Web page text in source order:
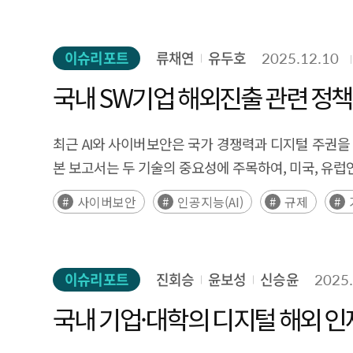
Society aims to build an inclusive society in
among all citizens. To achieve this, practical
lives. In this context, virtual convergence technologies—such as XR and digital twins—can play a critical role as spatial interfaces connecting the physical and
digital worlds. Virtual convergence makes it
verified in virtual environments before
understand and utilize AI technologies. In
among socially vulnerable groups, virtual
Virtual convergence attracted significant
in generative AI and technological
services. At the same time, practical use
education, manufacturing, defense, and healthcare, increasing the
the physical world. Whereas traditional personal
AI and multimodal AI, this shift is forming a new paradigm in personal computing. The
generation platform and are accelerating
their manufacturing competitiveness. At
displays is anticipated. In the short term, AI smart glasses are likely to spread as gaze-based interfaces that complement smartphones. In the mid-term, they are
expected to evolve into spatial interfaces
multiple domains, including information
particular, AI smart glasses are expected to
context-aware intelligence in AI systems. At the same time, AI smart glasses face technical challenges such as improving battery life, reducing device weight, and
expanding field of view, alongside social and
같은 전략적 지원이 병행되어야 한다. 더불어 소프트
뒷받침하는 핵심 수단이 될 것이다. 결국 ‘소프트웨어 생태
AI의 개발 생애주기 단계별로 저변에서 활용되는 소프트
Artificial intelligence (AI) is emerging as a core
power and data storage capacity—have
underexplored. However, software extends far beyond the mere implementation of complex algorithms; it constitutes the foundation that determines the
efficiency, scalability, and accessibility of AI
range of AI services and products. In this
insufficient; it must be accompanied by strategic
이슈리포트 류채연 유두호 2025.12.10
국내 SW기업 해외진출 관련 정
최근 AI와 사이버보안은 국가 경쟁력과 디지털 주권
본 보고서는 두 기술의 중요성에 주목하여, 미국, 유
국가 전략, 규제 체계를 종합적으로 분석하였다. 국
취하면서도 위험관리와 안전성 확보를 위한 행정명령
규범 체계와 민첩한 실행 구조를 기반으로 아시아 지
시장 진입 기회를 판단하는데 참고할 수 있도록 각 국
주요 기반시설 등 일부에만 의무 부과, 지침·권고
사이버보안 인공지능(AI) 규제
이슈리포트 진회승 윤보성 신승윤
국내 기업·대학의 디지털 해외